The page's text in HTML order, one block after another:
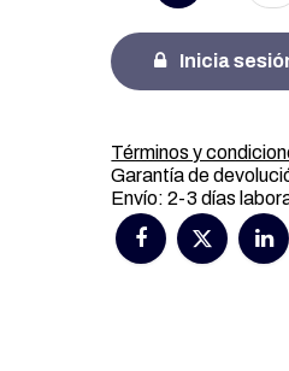
Inicia
Términos y
Garantía de
Envío: 2-3 días